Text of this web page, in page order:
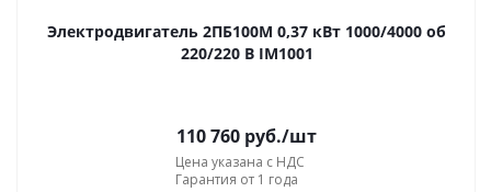
Электродвигатель 2ПБ100М 0,37 кВт 1000/4000 об
220/220 В IM1001
110 760 руб./шт
Цена указана с НДС
Гарантия от 1 года